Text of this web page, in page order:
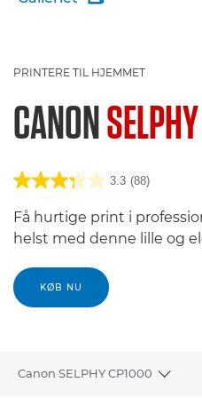
PRINTERE TIL HJEMMET
CANON
3.3 (88)
Få hurtige print i
helst med denne lille og
KØB NU
Canon SELPHY CP1000